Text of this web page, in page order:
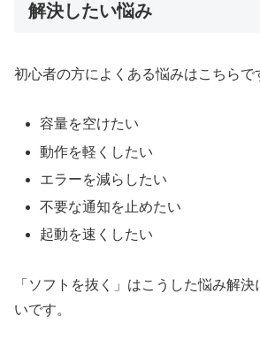
解決したい悩み
初心者の方によくある悩みはこちらで
容量を空けたい
動作を軽くしたい
エラーを減らしたい
不要な通知を止めたい
起動を速くしたい
「ソフトを抜く」はこうした悩み解
いです。